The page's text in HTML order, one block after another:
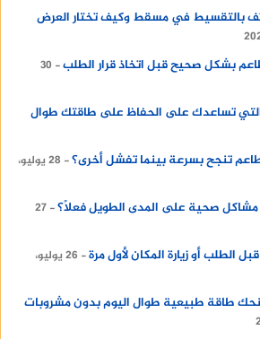
بالتقسيط في مسقط وكيف تختار العرض
بشكل صحيح قبل اتخاذ قرار الطلب
30
التي تساعدك على الحفاظ على طاقتك طوال
تنجح بسرعة بينما تفشل أخرى؟
28 يوليو،
صحية على المدى الطويل فعلًا؟ 27
الطلب أو زيارة المكان لأول مرة
26 يوليو،
طاقة طبيعية طوال اليوم بدون مشروبات